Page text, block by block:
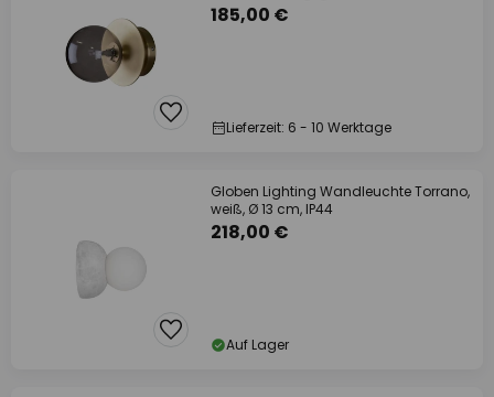
185,00 €
Lieferzeit: 6 - 10 Werktage
Globen Lighting Wandleuchte Torrano,
weiß, Ø 13 cm, IP44
218,00 €
Auf Lager